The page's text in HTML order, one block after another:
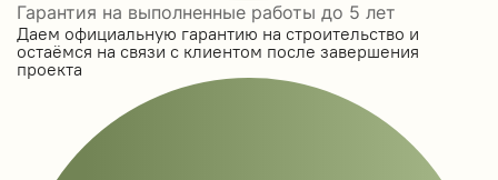
Гарантия на выполненные работы до 5 лет
Даем официальную гарантию на строительство и
остаёмся на связи с клиентом после завершения
проекта